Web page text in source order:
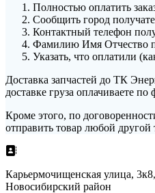
Полностью оплатить
Сообщить город
Контактный телефон
Фамилию Имя Отчество
Указать, что оплатили
Доставка запчастей до ТК
доставке груза оплачиваете
Кроме этого, по
отправить товар любой
Карьермочищенская улица,
Новосибирский район